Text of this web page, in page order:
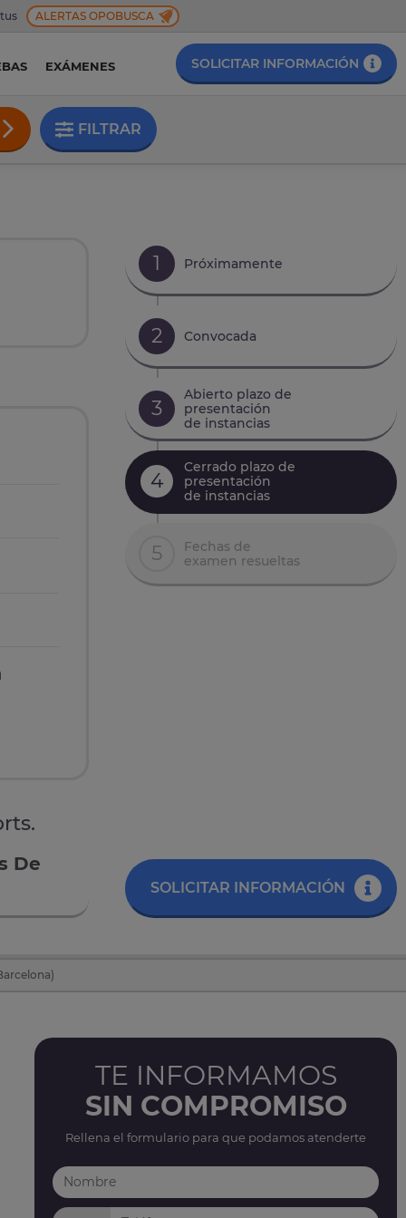
ALERTAS OPOBUSCA
EXÁMENES SOLICITAR INFORMACIÓN
FILTRAR
De
1 Próximamente
2 Convocada
3
Abierto plazo de
presentación
de instancias
4
Cerrado plazo de
presentación
de instancias
5
Fechas de
examen resueltas
SOLICITAR INFORMACIÓN
TE INFORMAMOS
SIN COMPROMISO
Rellena el formulario para que podamos atenderte